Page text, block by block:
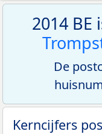
2014 BE
De
Kerncijfers